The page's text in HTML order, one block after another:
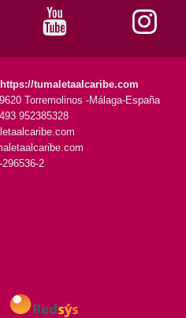
tumaletaalcaribe.com
Torremolinos -Málaga-España
952385328
2